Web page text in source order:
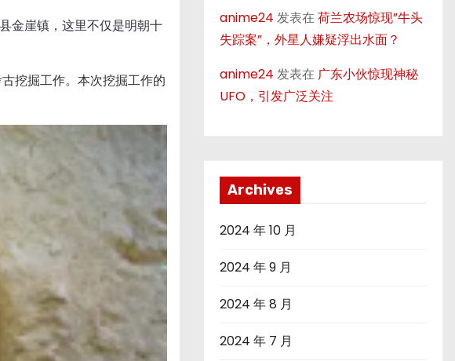
金崖镇，这里不仅是明朝十
挖掘工作。本次挖掘工作的
anime24 发表在荷兰农场惊现”牛头
失踪案”，外星人嫌疑浮出水面？
anime24 发表在 广东小伙惊现神秘
UFO，引发广泛关注
Archives
2024 年 10 月
2024 年 9 月
2024 年 8 月
2024 年 7 月